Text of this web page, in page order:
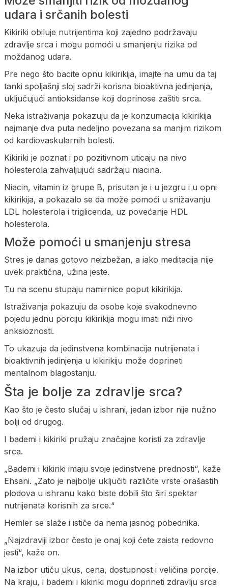
udara i srčanih bolesti
Kikiriki obiluje nutrijentima koji zajedno podržavaju
zdravlje srca i mogu pomoći u smanjenju rizika od
moždanog udara.
Pre nego što bacite opnu kikirikija, imajte na umu da taj
tanki spoljašnji sloj sadrži korisna bioaktivna jedinjenja,
uključujući antioksidanse koji doprinose zaštiti srca.
Neka istraživanja pokazuju da je konzumacija kikirikija
najmanje dva puta nedeljno povezana sa manjim rizikom
od kardiovaskularnih bolesti.
Kikiriki je poznat i po pozitivnom uticaju na nivo
holesterola zahvaljujući sadržaju niacina.
Niacin, vitamin iz grupe B, prisutan je i u jezgru i u opni
kikirikija, a pokazalo se da može pomoći u snižavanju
LDL holesterola i triglicerida, uz povećanje HDL
holesterola.
Može pomoći u smanjenju stresa
Stres je danas gotovo neizbežan, a iako meditacija nije
uvek praktična, užina jeste.
Tu na scenu stupaju namirnice poput kikirikija.
Istraživanja pokazuju da osobe koje svakodnevno
pojedu jednu porciju kikirikija mogu imati niži nivo
anksioznosti.
To ukazuje da jedinstvena kombinacija nutrijenata i
bioaktivnih jedinjenja u kikirikiju može doprineti
mentalnom blagostanju.
Šta je bolje za zdravlje srca?
Kao što je često slučaj u ishrani, jedan izbor nije nužno
bolji od drugog.
I bademi i kikiriki pružaju značajne koristi za zdravlje
srca.
„Bademi i kikiriki imaju svoje jedinstvene prednosti“, kaže
Ehsani. „Zato je najbolje uključiti različite vrste orašastih
plodova u ishranu kako biste dobili što širi spektar
nutrijenata korisnih za srce.“
Hemler se slaže i ističe da nema jasnog pobednika.
„Najzdraviji izbor često je onaj koji ćete zaista redovno
jesti“, kaže on.
Na izbor utiču ukus, cena, dostupnost i veličina porcije.
Na kraju, i bademi i kikiriki mogu doprineti zdravlju srca